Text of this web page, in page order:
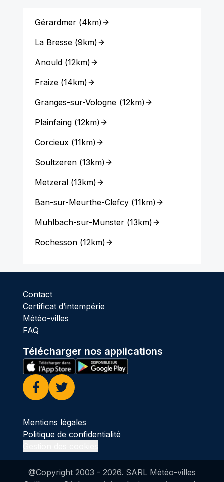
Gérardmer(4km)
La Bresse(9km)
Anould(12km)
Fraize(14km)
Granges-sur-Vologne (12km)
Plainfaing(12km)
Corcieux(11km)
Soultzeren(13km)
Metzeral(13km)
Ban-sur-Meurthe-Clefcy(11km)
Muhlbach-sur-Munster(13km)
Rochesson(12km)
Contact
Certificat d’intempérie
Météo-villes
FAQ
Télécharger nos applications
Facebook
Twitter
Mentions légales
Politique de confidentialité
@Copyright 2003 - 2026. SARL Météo-villes